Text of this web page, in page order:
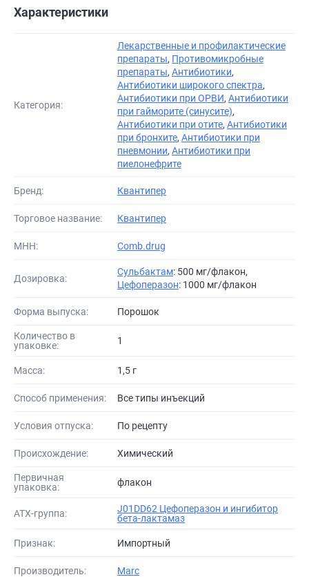
Характеристики
Категория:
Лекарственные и профилактические
препараты, Противомикробные
препараты, Антибиотики,
Антибиотики широкого спектра,
Антибиотики при ОРВИ, Антибиотики
при гайморите (синусите),
Антибиотики при отите, Антибиотики
при бронхите, Антибиотики при
пневмонии, Антибиотики при
пиелонефрите
Бренд: Квантипер
Торговое название: Квантипер
МНН: Comb.drug
Дозировка:
Сульбактам: 500 мг/флакон,
Цефоперазон: 1000 мг/флакон
Форма выпуска: Порошок
Количество в
упаковке:
1
Масса: 1,5 г
Способ применения: Все типы инъекций
Условия отпуска: По рецепту
Происхождение: Химический
Первичная
упаковка:
флакон
АТХ-группа:
J01DD62 Цефоперазон и ингибитор
бета-лактамаз
Признак: Импортный
Производитель: Marc